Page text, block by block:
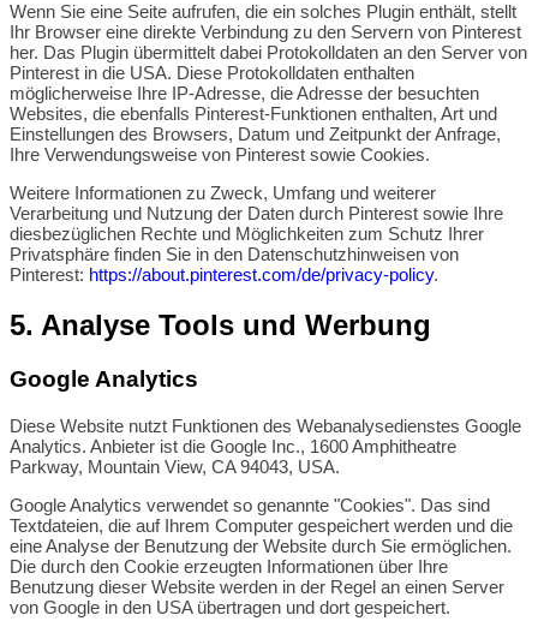
Wenn Sie eine Seite aufrufen, die ein solches Plugin enthält, stellt
Ihr Browser eine direkte Verbindung zu den Servern von Pinterest
her. Das Plugin übermittelt dabei Protokolldaten an den Server von
Pinterest in die USA. Diese Protokolldaten enthalten
möglicherweise Ihre IP-Adresse, die Adresse der besuchten
Websites, die ebenfalls Pinterest-Funktionen enthalten, Art und
Einstellungen des Browsers, Datum und Zeitpunkt der Anfrage,
Ihre Verwendungsweise von Pinterest sowie Cookies.
Weitere Informationen zu Zweck, Umfang und weiterer
Verarbeitung und Nutzung der Daten durch Pinterest sowie Ihre
diesbezüglichen Rechte und Möglichkeiten zum Schutz Ihrer
Privatsphäre finden Sie in den Datenschutzhinweisen von
Pinterest: https://about.pinterest.com/de/privacy-policy.
5. Analyse Tools und Werbung
Google Analytics
Diese Website nutzt Funktionen des Webanalysedienstes Google
Analytics. Anbieter ist die Google Inc., 1600 Amphitheatre
Parkway, Mountain View, CA 94043, USA.
Google Analytics verwendet so genannte "Cookies". Das sind
Textdateien, die auf Ihrem Computer gespeichert werden und die
eine Analyse der Benutzung der Website durch Sie ermöglichen.
Die durch den Cookie erzeugten Informationen über Ihre
Benutzung dieser Website werden in der Regel an einen Server
von Google in den USA übertragen und dort gespeichert.